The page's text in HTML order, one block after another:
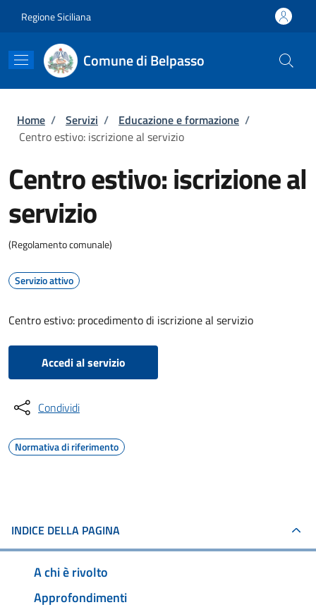
Regione Siciliana
Comune di Belpasso
Briciole di pane
Home / Servizi / Educazione e formazione /
Centro estivo: iscrizione al servizio
Centro estivo: iscrizione al
servizio
(Regolamento comunale)
Servizio attivo
Centro estivo: procedimento di iscrizione al servizio
Accedi al servizio
Condividi
Normativa di riferimento
INDICE DELLA PAGINA
A chi è rivolto
Approfondimenti